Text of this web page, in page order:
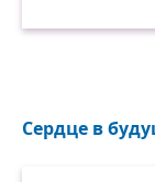
Сердце в